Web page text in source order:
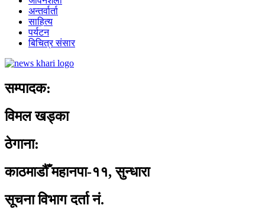
अन्तर्वार्ता
साहित्य
पर्यटन
बिचित्र संसार
सम्पादक:
विमल खड्का
ठेगाना:
काठमाडौँ महानपा-११, सुन्धारा
सूचना विभाग दर्ता नं.